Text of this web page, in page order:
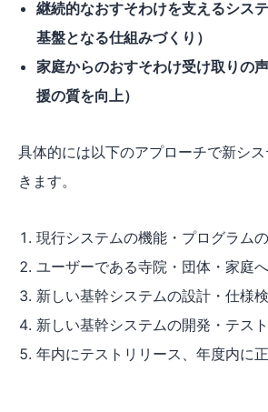
継続的なおすそわけを支えるシス
基盤となる仕組みづくり）
家庭からのおすそわけ受け取りの
援の質を向上）
具体的には以下のアプローチで新シ
きます。
現行システムの機能・プログラム
ユーザーである寺院・団体・家庭
新しい基幹システムの設計・仕様
新しい基幹システムの開発・テスト
年内にテストリリース、年度内に